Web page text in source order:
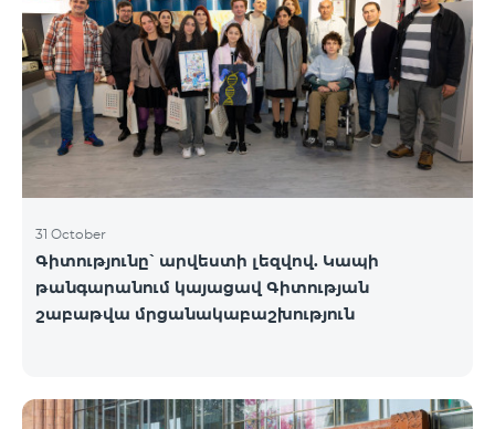
3 645 ֏ Lenovo IdeaPad 1 14 - 99 900 ֏ | ամսական
սկսած՝ 2 090 ֏ Lenovo IdeaPad 3 15IAU7 - 179 000 ֏
| ամսական սկսած՝ 3 730 ֏ Dell Vostro 3520 - 159
000 ֏ | ամսական սկսած՝ 3 320 ֏ Նոութբուքերը
հասանելի են Team վաճառքի և սպասա
31 October
Գիտությունը՝ արվեստի լեզվով. Կապի
թանգարանում կայացավ Գիտության
շաբաթվա մրցանակաբաշխություն